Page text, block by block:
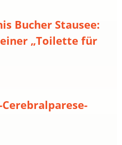
Bucher Stausee:
„Toilette für